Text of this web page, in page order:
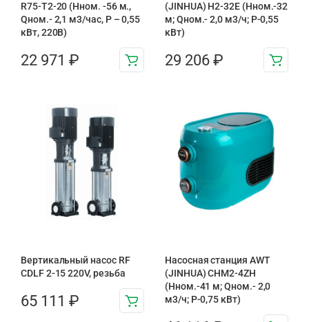
R75-T2-20 (Нном. -56 м.,
Qном.- 2,1 м3/час, Р – 0,55
кВт, 220В)
22 971 ₽
(JINHUA) H2-32E (Hном.-32
м; Qном.- 2,0 м3/ч; P-0,55
кВт)
29 206 ₽
Вертикальный насос RF
CDLF 2-15 220V, резьба
65 111 ₽
Насосная станция AWT
(JINHUA) CHM2-4ZH
(Hном.-41 м; Qном.- 2,0
м3/ч; P-0,75 кВт)